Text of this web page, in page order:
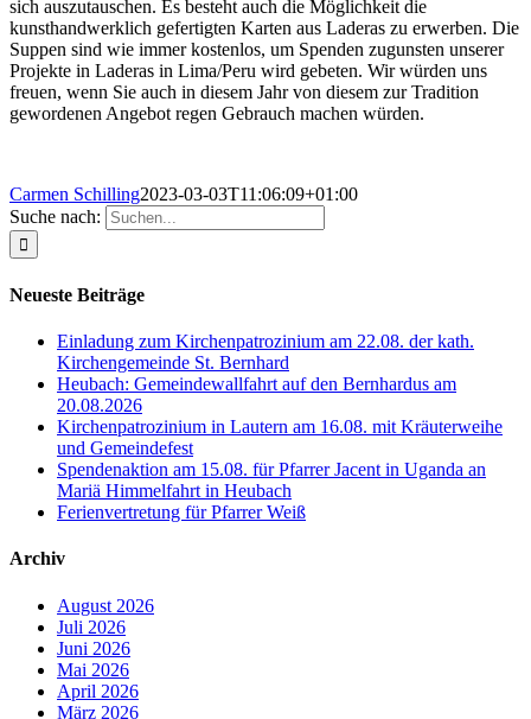
sich auszutauschen. Es besteht auch die Möglichkeit die
kunsthandwerklich gefertigten Karten aus Laderas zu erwerben. Die
Suppen sind wie immer kostenlos, um Spenden zugunsten unserer
Projekte in Laderas in Lima/Peru wird gebeten. Wir würden uns
freuen, wenn Sie auch in diesem Jahr von diesem zur Tradition
gewordenen Angebot regen Gebrauch machen würden.
Carmen Schilling2023-03-03T11:06:09+01:00
Suche nach:
Neueste Beiträge
Einladung zum Kirchenpatrozinium am 22.08. der kath.
Kirchengemeinde St. Bernhard
Heubach: Gemeindewallfahrt auf den Bernhardus am
20.08.2026
Kirchenpatrozinium in Lautern am 16.08. mit Kräuterweihe
und Gemeindefest
Spendenaktion am 15.08. für Pfarrer Jacent in Uganda an
Mariä Himmelfahrt in Heubach
Ferienvertretung für Pfarrer Weiß
Archiv
August 2026
Juli 2026
Juni 2026
Mai 2026
April 2026
März 2026